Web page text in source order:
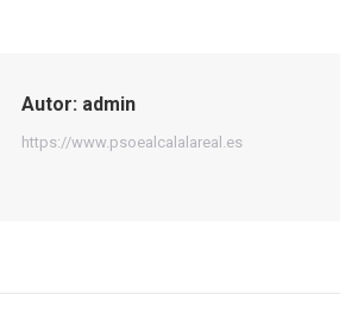
Autor: admin
https://www.psoealcalalareal.es